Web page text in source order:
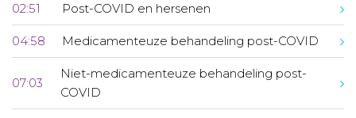
02:51 Post-COVID en hersenen
04:58 Medicamenteuze behandeling post-COVID
07:03
Niet-medicamenteuze behandeling post-
COVID